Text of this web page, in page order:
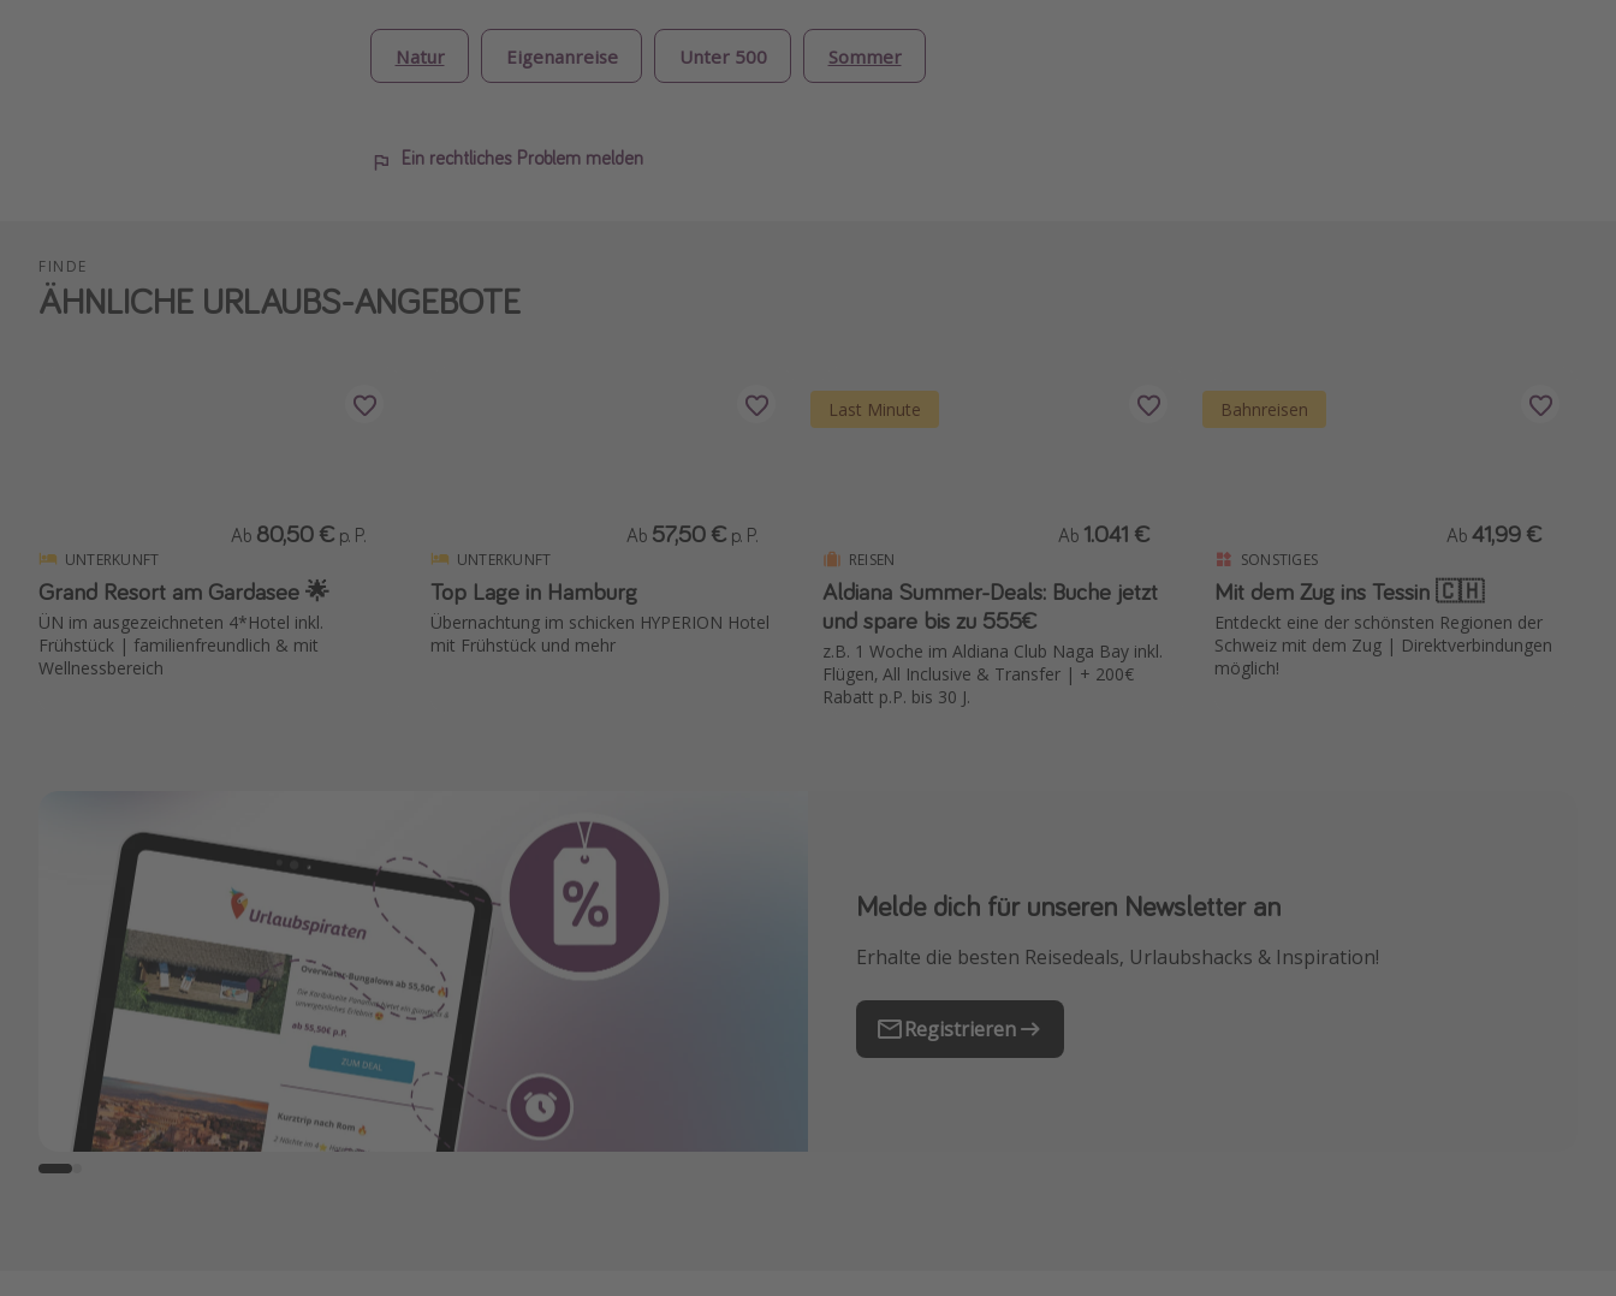
Natur Eigenanreise Unter 500 Sommer
Ein rechtliches Problem melden
FINDE
ÄHNLICHE URLAUBS-ANGEBOTE
UNTERKUNFT
Grand Resort am Gardasee 🌟
ÜN im ausgezeichneten 4*Hotel inkl.
Frühstück | familienfreundlich & mit
Wellnessbereich
Ab 80,50 € p. P.
UNTERKUNFT
Top Lage in Hamburg
Übernachtung im schicken HYPERION Hotel
mit Frühstück und mehr
Ab 57,50 € p. P.
Last Minute
REISEN
Aldiana Summer-Deals: Buche jetzt
und spare bis zu 555€
z.B. 1 Woche im Aldiana Club Naga Bay inkl.
Flügen, All Inclusive & Transfer | + 200€
Rabatt p.P. bis 30 J.
Ab 1.041 €
Bahnreisen
SONSTIGES
Mit dem Zug ins Tessin 🇨🇭
Entdeckt eine der schönsten Regionen der
Schweiz mit dem Zug | Direktverbindungen
möglich!
Ab 41,99 €
Melde dich für unseren Newsletter an
Erhalte die besten Reisedeals, Urlaubshacks & Inspiration!
Registrieren
Downloade unsere App
Buche die besten Reiseschnäppchen als Erstes.